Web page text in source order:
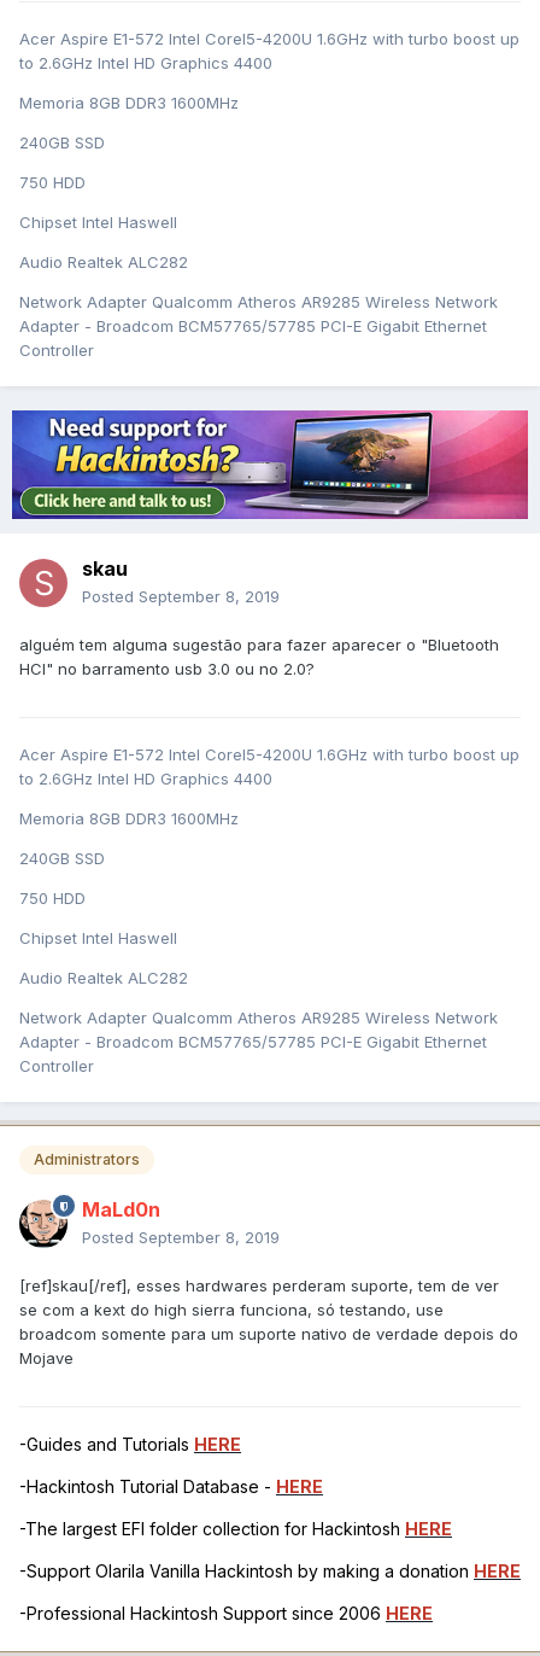
Acer Aspire E1-572 Intel CoreI5-4200U 1.6GHz with turbo boost up
to 2.6GHz Intel HD Graphics 4400
Memoria 8GB DDR3 1600MHz
240GB SSD
750 HDD
Chipset Intel Haswell
Audio Realtek ALC282
Network Adapter Qualcomm Atheros AR9285 Wireless Network
Adapter - Broadcom BCM57765/57785 PCI-E Gigabit Ethernet
Controller
skau
Posted September 8, 2019
alguém tem alguma sugestão para fazer aparecer o "Bluetooth
HCI" no barramento usb 3.0 ou no 2.0?
Acer Aspire E1-572 Intel CoreI5-4200U 1.6GHz with turbo boost up
to 2.6GHz Intel HD Graphics 4400
Memoria 8GB DDR3 1600MHz
240GB SSD
750 HDD
Chipset Intel Haswell
Audio Realtek ALC282
Network Adapter Qualcomm Atheros AR9285 Wireless Network
Adapter - Broadcom BCM57765/57785 PCI-E Gigabit Ethernet
Controller
Administrators
MaLd0n
Posted September 8, 2019
[ref]skau[/ref], esses hardwares perderam suporte, tem de ver
se com a kext do high sierra funciona, só testando, use
broadcom somente para um suporte nativo de verdade depois do
Mojave
-Guides and Tutorials HERE
-Hackintosh Tutorial Database - HERE
-The largest EFI folder collection for Hackintosh HERE
-Support Olarila Vanilla Hackintosh by making a donation HERE
-Professional Hackintosh Support since 2006 HERE